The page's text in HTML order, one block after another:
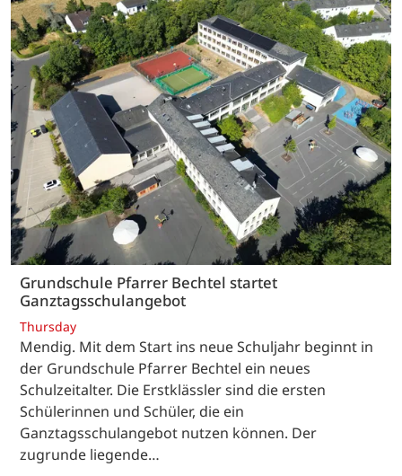
Grundschule Pfarrer Bechtel startet
Ganztagsschulangebot
Thursday
Mendig. Mit dem Start ins neue Schuljahr beginnt in
der Grundschule Pfarrer Bechtel ein neues
Schulzeitalter. Die Erstklässler sind die ersten
Schülerinnen und Schüler, die ein
Ganztagsschulangebot nutzen können. Der
zugrunde liegende…